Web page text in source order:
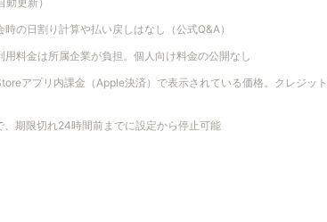
の日割り計算や払い戻しはなし（公式Q&A）
用料金は所属企業が負担。個人向け料金の公開なし
アプリ内課金（Apple決済）で表示されている価格。クレジッ
期限切れ24時間前までに設定から停止可能